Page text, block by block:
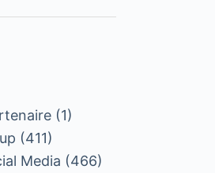
(1)
(411)
Media (466)